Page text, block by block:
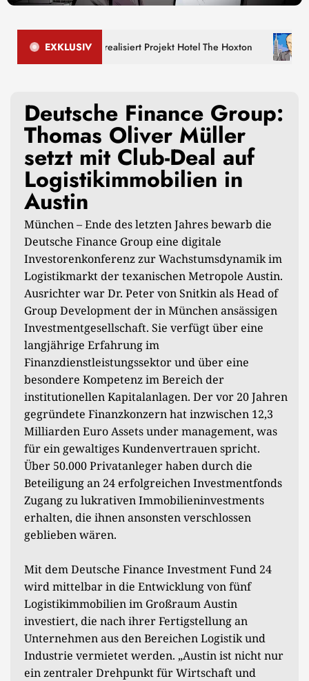
EXKLUSIV
Finance Group realisiert Projekt Hotel The Hoxton
Deutsche Finance Group:
Thomas Oliver Müller
setzt mit Club-Deal auf
Logistikimmobilien in
Austin
München – Ende des letzten Jahres bewarb die
Deutsche Finance Group eine digitale
Investorenkonferenz zur Wachstumsdynamik im
Logistikmarkt der texanischen Metropole Austin.
Ausrichter war Dr. Peter von Snitkin als Head of
Group Development der in München ansässigen
Investmentgesellschaft. Sie verfügt über eine
langjährige Erfahrung im
Finanzdienstleistungssektor und über eine
besondere Kompetenz im Bereich der
institutionellen Kapitalanlagen. Der vor 20 Jahren
gegründete Finanzkonzern hat inzwischen 12,3
Milliarden Euro Assets under management, was
für ein gewaltiges Kundenvertrauen spricht.
Über 50.000 Privatanleger haben durch die
Beteiligung an 24 erfolgreichen Investmentfonds
Zugang zu lukrativen Immobilieninvestments
erhalten, die ihnen ansonsten verschlossen
geblieben wären.
Mit dem Deutsche Finance Investment Fund 24
wird mittelbar in die Entwicklung von fünf
Logistikimmobilien im Großraum Austin
investiert, die nach ihrer Fertigstellung an
Unternehmen aus den Bereichen Logistik und
Industrie vermietet werden. „Austin ist nicht nur
ein zentraler Drehpunkt für Wirtschaft und